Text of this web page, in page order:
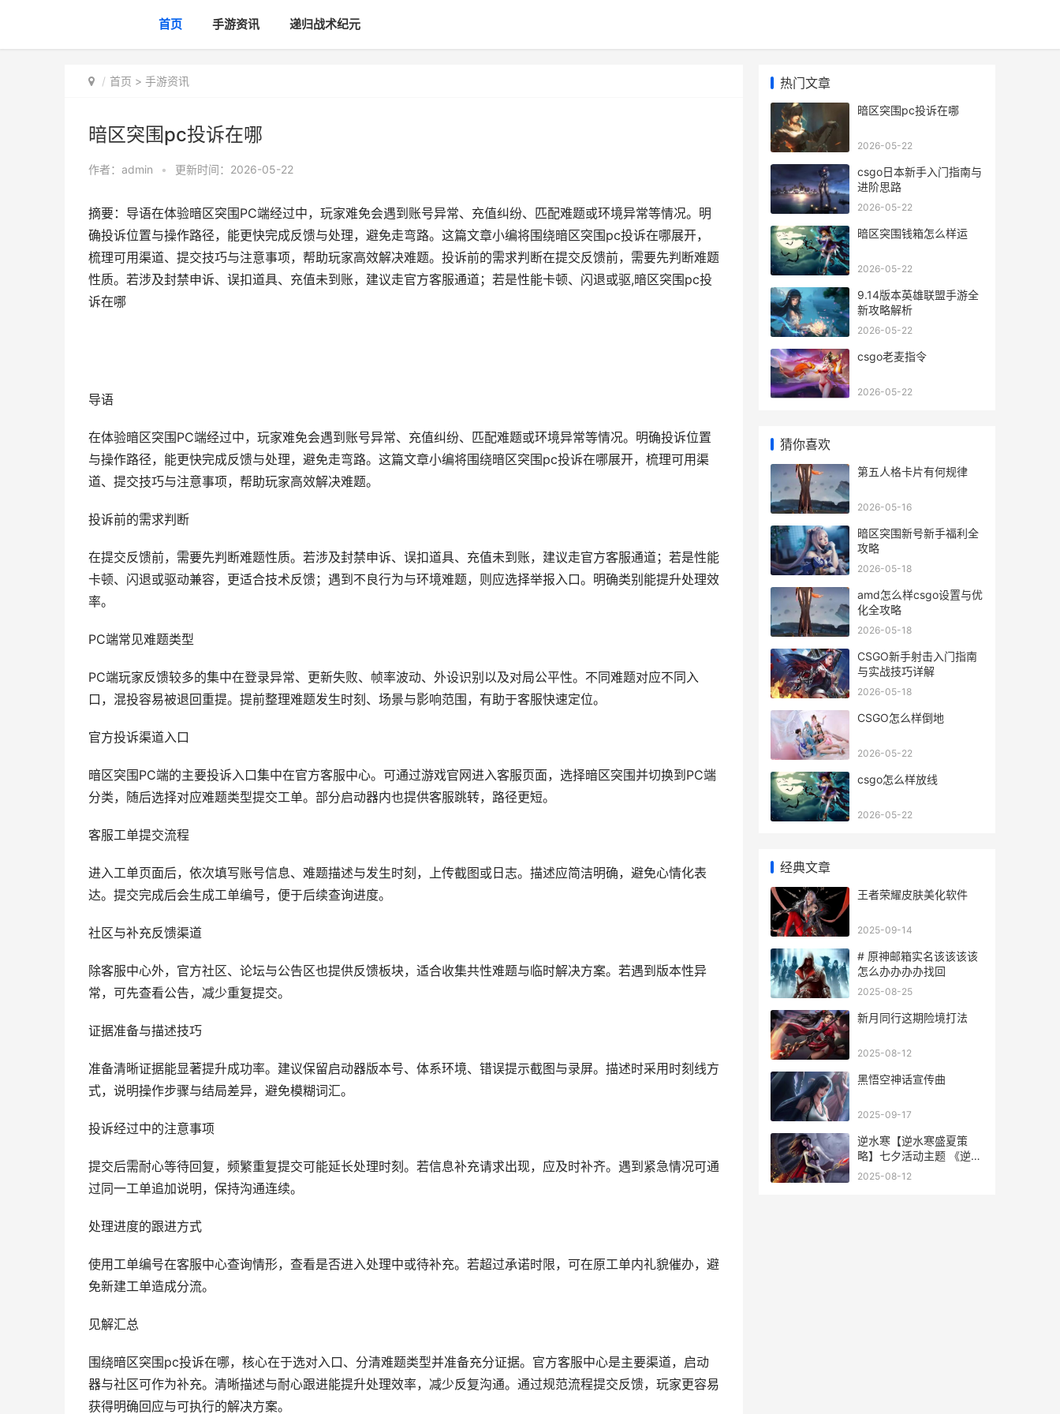
首页 手游资讯 递归战术纪元
首页 > 手游资讯
暗区突围pc投诉在哪
作者： admin • 更新时间：2026-05-22
摘要：导语在体验暗区突围PC端经过中，玩家难免会遇到账号异常、充值纠纷、匹配难题或环境异常等情况。明
确投诉位置与操作路径，能更快完成反馈与处理，避免走弯路。这篇文章小编将围绕暗区突围pc投诉在哪展开，
梳理可用渠道、提交技巧与注意事项，帮助玩家高效解决难题。投诉前的需求判断在提交反馈前，需要先判断难题
性质。若涉及封禁申诉、误扣道具、充值未到账，建议走官方客服通道；若是性能卡顿、闪退或驱,暗区突围pc投
诉在哪
导语
在体验暗区突围PC端经过中，玩家难免会遇到账号异常、充值纠纷、匹配难题或环境异常等情况。明确投诉位置
与操作路径，能更快完成反馈与处理，避免走弯路。这篇文章小编将围绕暗区突围pc投诉在哪展开，梳理可用渠
道、提交技巧与注意事项，帮助玩家高效解决难题。
投诉前的需求判断
在提交反馈前，需要先判断难题性质。若涉及封禁申诉、误扣道具、充值未到账，建议走官方客服通道；若是性能
卡顿、闪退或驱动兼容，更适合技术反馈；遇到不良行为与环境难题，则应选择举报入口。明确类别能提升处理效
率。
PC端常见难题类型
PC端玩家反馈较多的集中在登录异常、更新失败、帧率波动、外设识别以及对局公平性。不同难题对应不同入
口，混投容易被退回重提。提前整理难题发生时刻、场景与影响范围，有助于客服快速定位。
官方投诉渠道入口
暗区突围PC端的主要投诉入口集中在官方客服中心。可通过游戏官网进入客服页面，选择暗区突围并切换到PC端
分类，随后选择对应难题类型提交工单。部分启动器内也提供客服跳转，路径更短。
客服工单提交流程
进入工单页面后，依次填写账号信息、难题描述与发生时刻，上传截图或日志。描述应简洁明确，避免心情化表
达。提交完成后会生成工单编号，便于后续查询进度。
社区与补充反馈渠道
除客服中心外，官方社区、论坛与公告区也提供反馈板块，适合收集共性难题与临时解决方案。若遇到版本性异
常，可先查看公告，减少重复提交。
证据准备与描述技巧
准备清晰证据能显著提升成功率。建议保留启动器版本号、体系环境、错误提示截图与录屏。描述时采用时刻线方
式，说明操作步骤与结局差异，避免模糊词汇。
投诉经过中的注意事项
提交后需耐心等待回复，频繁重复提交可能延长处理时刻。若信息补充请求出现，应及时补齐。遇到紧急情况可通
过同一工单追加说明，保持沟通连续。
处理进度的跟进方式
使用工单编号在客服中心查询情形，查看是否进入处理中或待补充。若超过承诺时限，可在原工单内礼貌催办，避
免新建工单造成分流。
见解汇总
围绕暗区突围pc投诉在哪，核心在于选对入口、分清难题类型并准备充分证据。官方客服中心是主要渠道，启动
器与社区可作为补充。清晰描述与耐心跟进能提升处理效率，减少反复沟通。通过规范流程提交反馈，玩家更容易
获得明确回应与可执行的解决方案。
热门文章
暗区突围pc投诉在哪
2026-05-22
csgo日本新手入门指南与
进阶思路
2026-05-22
暗区突围钱箱怎么样运
2026-05-22
9.14版本英雄联盟手游全
新攻略解析
2026-05-22
csgo老麦指令
2026-05-22
猜你喜欢
第五人格卡片有何规律
2026-05-16
暗区突围新号新手福利全
攻略
2026-05-18
amd怎么样csgo设置与优
化全攻略
2026-05-18
CSGO新手射击入门指南
与实战技巧详解
2026-05-18
CSGO怎么样倒地
2026-05-22
csgo怎么样放线
2026-05-22
经典文章
王者荣耀皮肤美化软件
2025-09-14
# 原神邮箱实名该该该该
怎么办办办办找回
2025-08-25
新月同行这期险境打法
2025-08-12
黑悟空神话宣传曲
2025-09-17
逆水寒【逆水寒盛夏策
略】七夕活动主题 《逆水
寒》官方网站
2025-08-12